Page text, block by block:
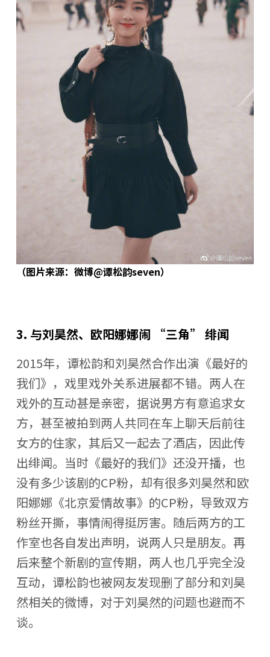
（图片来源：微博@谭松韵seven）
3. 与刘昊然、欧阳娜娜闹 “三角” 绯闻
2015年，谭松韵和刘昊然合作出演《最好的
我们》，戏里戏外关系进展都不错。两人在
戏外的互动甚是亲密，据说男方有意追求女
方，甚至被拍到两人共同在车上聊天后前往
女方的住家，其后又一起去了酒店，因此传
出绯闻。当时《最好的我们》还没开播，也
没有多少该剧的CP粉，却有很多刘昊然和欧
阳娜娜《北京爱情故事》的CP粉，导致双方
粉丝开撕，事情闹得挺厉害。随后两方的工
作室也各自发出声明，说两人只是朋友。再
后来整个新剧的宣传期，两人也几乎完全没
互动，谭松韵也被网友发现删了部分和刘昊
然相关的微博，对于刘昊然的问题也避而不
谈。